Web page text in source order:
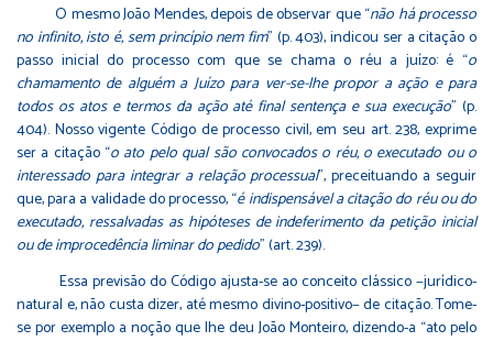
O mesmo João Mendes, depois de observar que “não há processo
no infinito, isto é, sem princípio nem fim” (p. 403), indicou ser a citação o
passo inicial do processo com que se chama o réu a juízo: é “o
chamamento de alguém a Juízo para ver-se-lhe propor a ação e para
todos os atos e termos da ação até final sentença e sua execução” (p.
404). Nosso vigente Código de processo civil, em seu art. 238, exprime
ser a citação “o ato pelo qual são convocados o réu, o executado ou o
interessado para integrar a relação processual”, preceituando a seguir
que, para a validade do processo, “é indispensável a citação do réu ou do
executado, ressalvadas as hipóteses de indeferimento da petição inicial
ou de improcedência liminar do pedido” (art. 239).
Essa previsão do Código ajusta-se ao conceito clássico −jurídico-
natural e, não custa dizer, até mesmo divino-positivo− de citação. Tome-
se por exemplo a noção que lhe deu João Monteiro, dizendo-a “ato pelo